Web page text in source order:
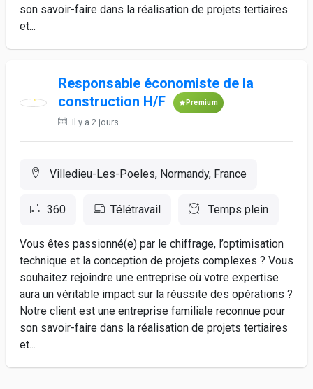
son savoir-faire dans la réalisation de projets tertiaires
et...
Responsable économiste de la
construction H/F
Premium
Il y a 2 jours
Villedieu-Les-Poeles, Normandy, France
360 Télétravail Temps plein
Vous êtes passionné(e) par le chiffrage, l’optimisation
technique et la conception de projets complexes ? Vous
souhaitez rejoindre une entreprise où votre expertise
aura un véritable impact sur la réussite des opérations ?
Notre client est une entreprise familiale reconnue pour
son savoir-faire dans la réalisation de projets tertiaires
et...